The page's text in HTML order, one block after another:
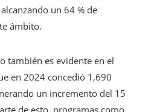
un 64 % de
ámbito.
también es evidente en el
en 2024 concedió 1,690
un incremento del 15
de esto, programas como